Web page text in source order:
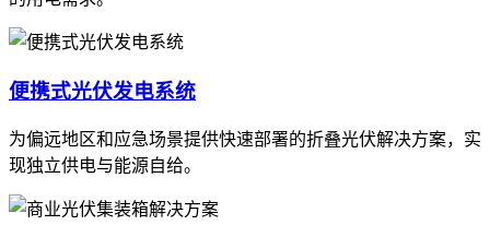
便携式光伏发电系统
为偏远地区和应急场景提供快速部署的折叠光伏解决方案，实
现独立供电与能源自给。